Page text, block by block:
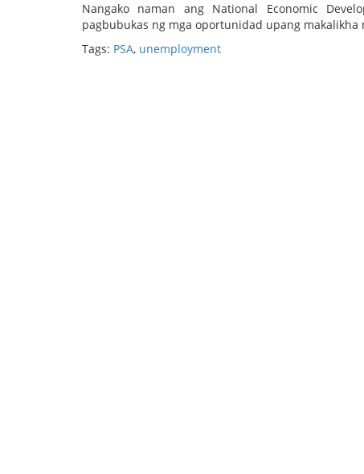
Nangako naman ang National Economic
pagbubukas ng mga oportunidad upang
Tags: PSA, unemployment